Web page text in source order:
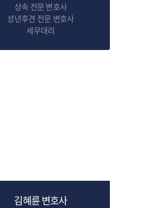
상속 전문 변호사
성년후견 전문 변호사
세무대리
김혜륜 변호사